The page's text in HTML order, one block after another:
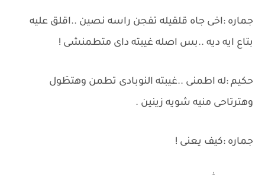
جماره :اخى جاه قلقيله تفجن راسه نصين ..اقلق عليه
بتاع ايه ديه ..بس اصله غيبته داى متطمنشى !
حكيم :له اطمنى ..غيبته النوبادى تطمن وهتطَول
وهترتاحى منيه شويه زينين .
جماره :كيف يعنى !